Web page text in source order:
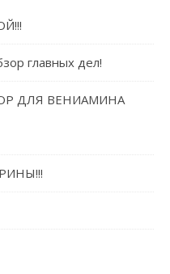
главных дел!
ДЛЯ ВЕНИАМИНА